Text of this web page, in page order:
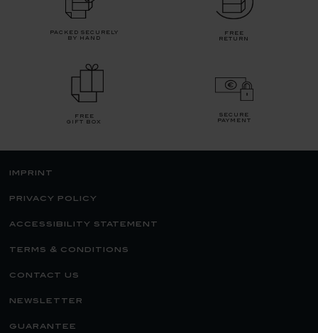
packed securely
by hand
free
return
free
gift box
secure
payment
imprint
privacy policy
accessibility statement
terms & conditions
contact us
newsletter
guarantee